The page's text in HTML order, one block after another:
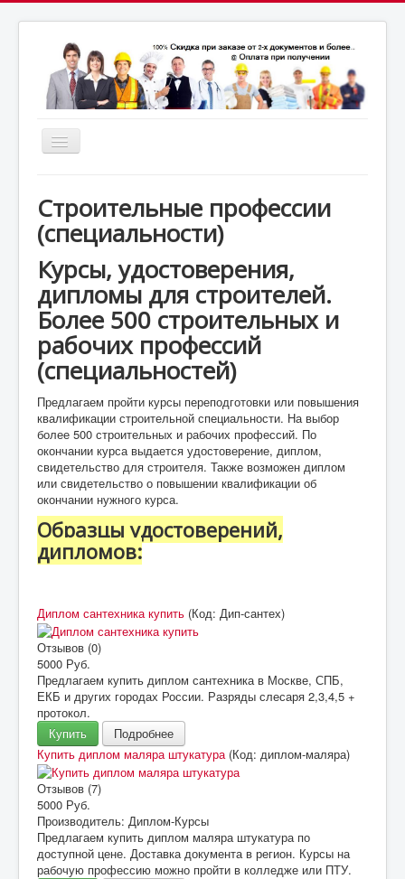
Включить/
СПБ: +7(812)987-53-69
Строительные профессии
(специальности)
Курсы, удостоверения,
дипломы для строителей.
Более 500 строительных и
рабочих профессий
(специальностей)
Предлагаем пройти курсы переподготовки или повышения
квалификации строительной специальности. На выбор
более 500 строительных и рабочих профессий. По
окончании курса выдается удостоверение, диплом,
свидетельство для строителя. Также возможен диплом
или свидетельство о повышении квалификации об
окончании нужного курса.
Образцы удостоверений,
дипломов:
Диплом сантехника купить (Код: Дип-сантех)
Отзывов (0)
5000 Руб.
Предлагаем купить диплом сантехника в Москве, СПБ,
ЕКБ и других городах России. Разряды слесаря 2,3,4,5 +
протокол.
Купить
Подробнее
Купить диплом маляра штукатура (Код: диплом-маляра)
Отзывов (7)
5000 Руб.
Производитель: Диплом-Курсы
Предлагаем купить диплом маляра штукатура по
доступной цене. Доставка документа в регион. Курсы на
рабочую профессию можно пройти в колледже или ПТУ.